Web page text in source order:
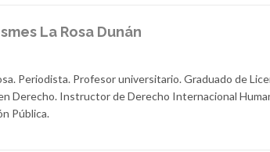
La Rosa Dunán
Periodista. Profesor universitario. Graduado de
Derecho. Instructor de Derecho Internacional
Pública.